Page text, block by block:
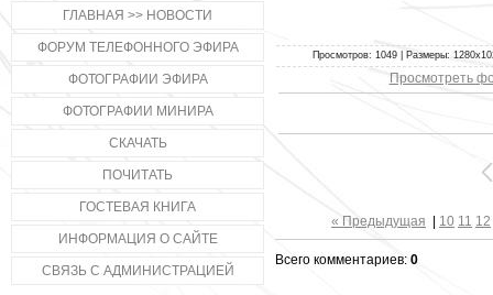
ГЛАВНАЯ >> НОВОСТИ
ФОРУМ ТЕЛЕФОННОГО ЭФИРА
ФОТОГРАФИИ ЭФИРА
ФОТОГРАФИИ МИНИРА
СКАЧАТЬ
ПОЧИТАТЬ
ГОСТЕВАЯ КНИГА
ИНФОРМАЦИЯ О САЙТЕ
СВЯЗЬ С АДМИНИСТРАЦИЕЙ
Просмотров: 1049 | Размеры:
Просмотреть
« Предыдущая 10 11 12
Всего комментариев: 0